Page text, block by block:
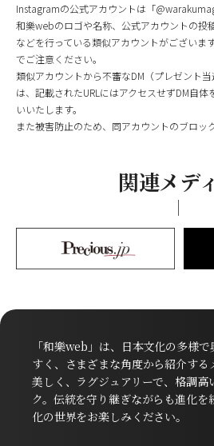
Instagramの公式アカウントは「
和樂webのロゴや名称、公式アカウントの投
などを行っている類似アカウントがございま
でご注意ください。
類似アカウントから不審なDM（プレゼント
は、記載されたURLにはアクセスせずDM自
いいたします。
また被害防止のため、同アカウントのブロッ
関連メデ
「和樂web」は、日本文化の多様
すく、さまざまな角度から紹介する
美しく、ラグジュアリーで、格調高
ク。伝統を守り継ぎながらも進化
化の世界をお楽しみください。